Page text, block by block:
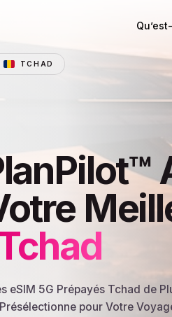
TCHAD
eSIM 5G Prépayés Tchad de
pour Votre